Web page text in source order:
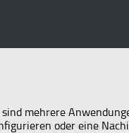
mehrere
oder eine